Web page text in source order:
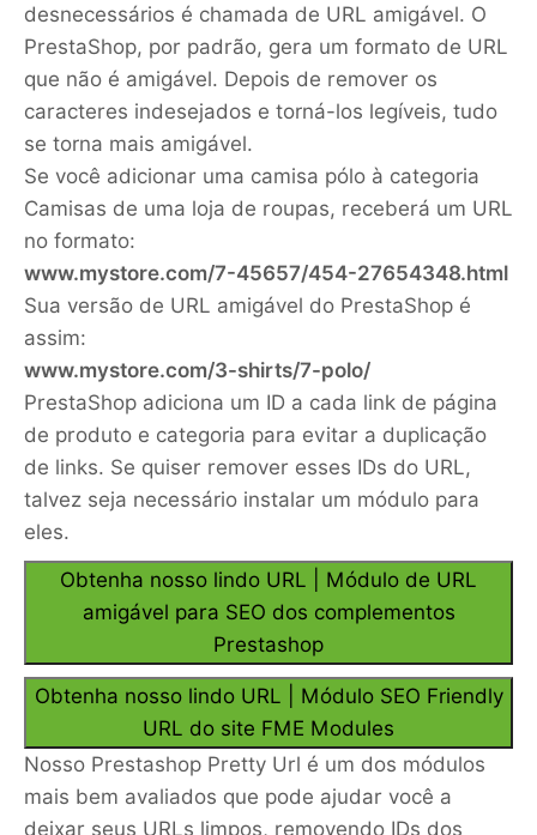
desnecessários é chamada de URL amigável. O
PrestaShop, por padrão, gera um formato de URL
que não é amigável. Depois de remover os
caracteres indesejados e torná-los legíveis, tudo
se torna mais amigável.
Se você adicionar uma camisa pólo à categoria
Camisas de uma loja de roupas, receberá um URL
no formato:
www.mystore.com/7-45657/454-27654348.html
Sua versão de URL amigável do PrestaShop é
assim:
www.mystore.com/3-shirts/7-polo/
PrestaShop adiciona um ID a cada link de página
de produto e categoria para evitar a duplicação
de links. Se quiser remover esses IDs do URL,
talvez seja necessário instalar um módulo para
eles.
Obtenha nosso lindo URL | Módulo de URL
amigável para SEO dos complementos
Prestashop
Obtenha nosso lindo URL | Módulo SEO Friendly
URL do site FME Modules
Nosso Prestashop Pretty Url é um dos módulos
mais bem avaliados que pode ajudar você a
deixar seus URLs limpos, removendo IDs dos